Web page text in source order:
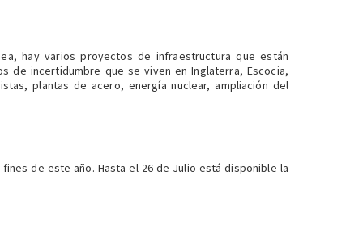
hay varios proyectos de infraestructura que están
de incertidumbre que se viven en Inglaterra, Escocia,
plantas de acero, energía nuclear, ampliación del
de este año. Hasta el 26 de Julio está disponible la